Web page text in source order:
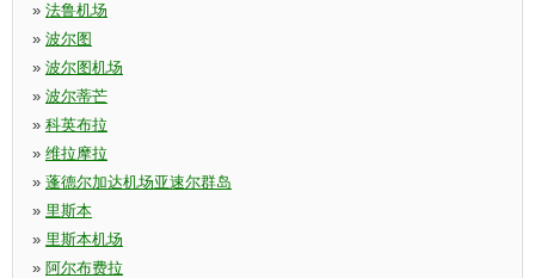
» 法鲁机场
» 波尔图
» 波尔图机场
» 波尔蒂芒
» 科英布拉
» 维拉摩拉
» 蓬德尔加达机场亚速尔群岛
» 里斯本
» 里斯本机场
» 阿尔布费拉